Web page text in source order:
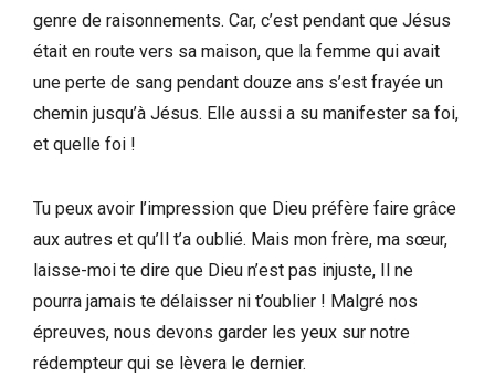
genre de raisonnements. Car, c’est pendant que Jésus
était en route vers sa maison, que la femme qui avait
une perte de sang pendant douze ans s’est frayée un
chemin jusqu’à Jésus. Elle aussi a su manifester sa foi,
et quelle foi !
Tu peux avoir l’impression que Dieu préfère faire grâce
aux autres et qu’Il t’a oublié. Mais mon frère, ma sœur,
laisse-moi te dire que Dieu n’est pas injuste, Il ne
pourra jamais te délaisser ni t’oublier ! Malgré nos
épreuves, nous devons garder les yeux sur notre
rédempteur qui se lèvera le dernier.